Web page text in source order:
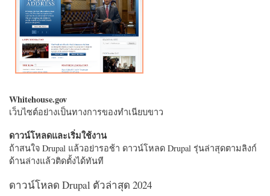
Whitehouse.gov
เว็บไซต์อย่างเป็นทางการของทำเนียบขาว
ดาวน์โหลดและเริ่มใช้งาน
ถ้าสนใจ Drupal แล้วอย่ารอช้า ดาวน์โหลด Drupal รุ่นล่าสุดตามลิงก์
ด้านล่างแล้วติดตั้งได้ทันที
ดาวน์โหลด Drupal ตัวล่าสุด 2024